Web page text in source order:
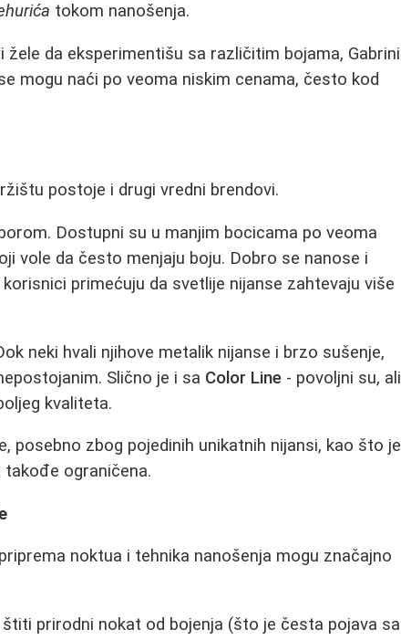
tokom nanošenja.
žele da eksperimentišu sa različitim bojama, Gabrini
mogu naći po veoma niskim cenama, često kod
postoje i drugi vredni brendovi.
Dostupni su u manjim bocicama po veoma
vole da često menjaju boju. Dobro se nanose i
primećuju da svetlije nijanse zahtevaju više
neki hvali njihove metalik nijanse i brzo sušenje,
Slično je i sa Color Line - povoljni su, ali
kvaliteta.
posebno zbog pojedinih unikatnih nijansi, kao što je
takođe ograničena.
noktua i tehnika nanošenja mogu značajno
prirodni nokat od bojenja (što je česta pojava sa